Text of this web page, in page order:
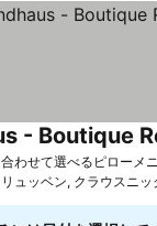
わせて選べるピローメ
- Boutique
リュッベン, クラウスニッ